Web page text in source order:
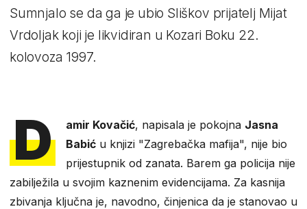
Sumnjalo se da ga je ubio Sliškov prijatelj Mijat
Vrdoljak koji je likvidiran u Kozari Boku 22.
kolovoza 1997.
D amir Kovačić, napisala je pokojna Jasna
Babić u knjizi "Zagrebačka mafija", nije bio
prijestupnik od zanata. Barem ga policija nije
zabilježila u svojim kaznenim evidencijama. Za kasnija
zbivanja ključna je, navodno, činjenica da je stanovao u